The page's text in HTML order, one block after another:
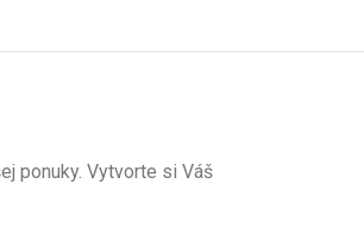
ponuky. Vytvorte si Váš